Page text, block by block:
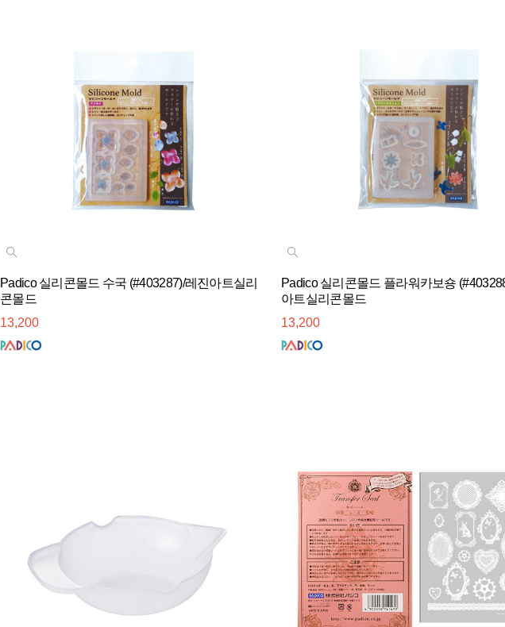
Padico 실리콘몰드 수국 (#403287)/레진아트실리
콘몰드
13,200
Padico 실리콘몰드 플라워카보숑
아트실리콘몰드
13,200